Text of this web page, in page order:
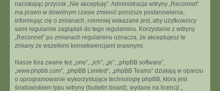
naciskając przycisk „Nie akceptuję”. Administracja witryny „Reconnet”
ma prawo w dowolnym czasie zmienić poniższe postanowienia,
informując cię o zmianach, niemniej wskazane jest, aby użytkownicy
sami regularnie zaglądali do tego regulaminu. Korzystanie z witryny
„Reconnet” po zmianach regulaminu oznacza, że akceptujesz te
zmiany ze wszelkimi konsekwencjami prawnymi.
Nasze fora zwane też „one”, „ich”, „je”, „phpBB software”,
„www.phpbb.com”, „phpBB Limited”, „phpBB Teams” działają w oparciu
o oprogramowanie wykorzystujące technologię phpBB, która jest
środowiskiem typu witryny (bulletin board), wydane na licencji „